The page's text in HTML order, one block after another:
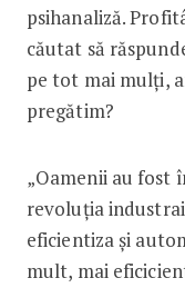
psihanaliză.
căutat să
pe tot mai mulți,
pregătim?
„Oamenii au fost
revoluția
eficientiza și
mult, mai